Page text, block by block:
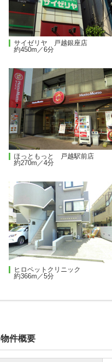
サイゼリヤ 戸越銀座店
約450m／6分
ほっともっと 戸越駅前店
約270m／4分
ヒロペットクリニック
約366m／5分
物件概要